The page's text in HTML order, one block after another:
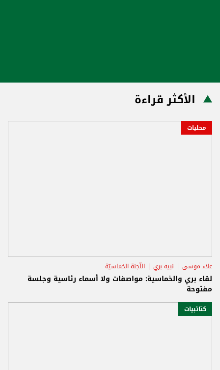
الأكثر قراءة
محليات
علاء موسى نبيه بري اللّجنة الخماسيّة
لقاء بري والخماسية: مواصفات ولا أسماء رئاسية وجلسة
مفتوحة
كتائبيات